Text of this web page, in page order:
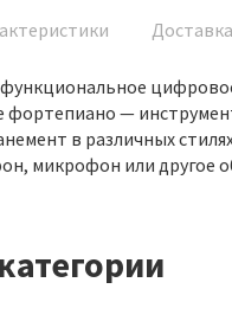
Доставка
фортепиано —
в различных
микрофон или другое